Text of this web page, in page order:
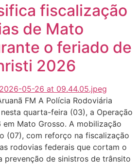
fiscalização
de Mato
o feriado de
2026
FM A Polícia Rodoviária
nesta quarta-feira (03), a Operação
Mato Grosso. A mobilização
(07), com reforço na fiscalização
rodovias federais que cortam o
prevenção de sinistros de trânsito